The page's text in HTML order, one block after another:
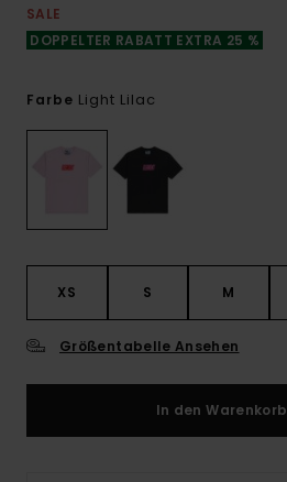
SALE
DOPPELTER RABATT EXTRA 25 %
Farbe Light Lilac
XS S M
Größentabelle Ansehen
In den Warenkorb